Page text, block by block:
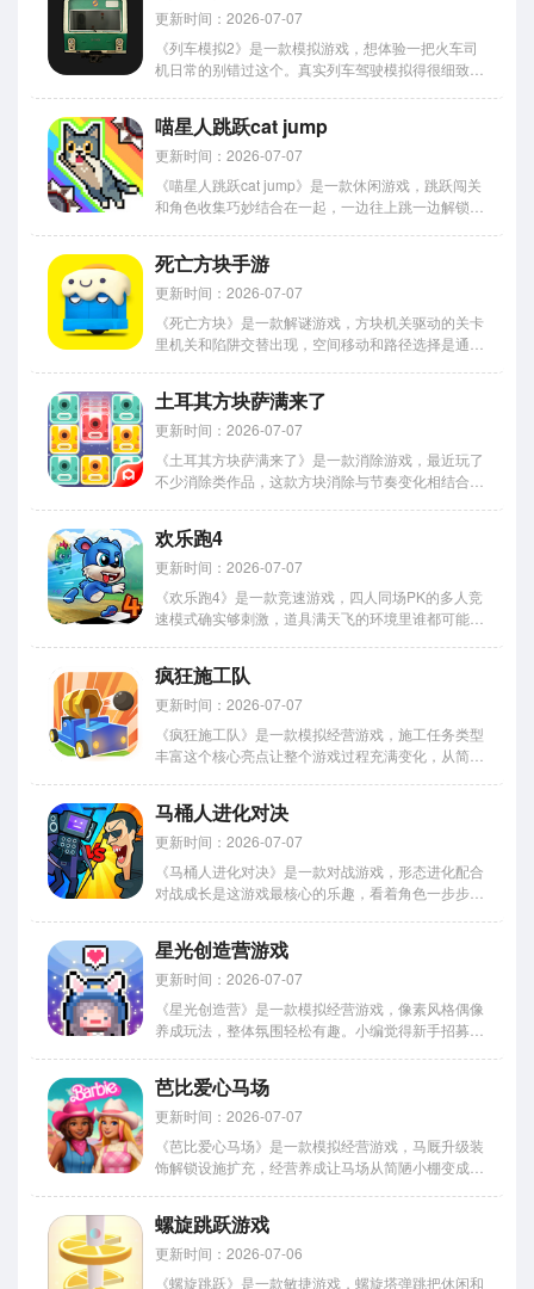
作设计都跟角色形象匹配...
更新时间：2026-07-07
《列车模拟2》是一款模拟游戏，想体验一把火车司
机日常的别错过这个。真实列车驾驶模拟得很细致，
型，客运货运各有专属设计，看着挺专业。线路难度
和风景都做了区分，城...
喵星人跳跃cat jump
更新时间：2026-07-07
《喵星人跳跃cat jump》是一款休闲游戏，跳跃闯关
和角色收集巧妙结合在一起，一边往上跳一边解锁新
候记得选对系统版本，不然可能装不上。 喵星人跳
跃如何玩 1...
死亡方块手游
更新时间：2026-07-07
《死亡方块》是一款解谜游戏，方块机关驱动的关卡
里机关和陷阱交替出现，空间移动和路径选择是通关
的是这款手游的下载方法，官方正版安装包怎么获
取、不同平台的安装步骤...
土耳其方块萨满来了
更新时间：2026-07-07
《土耳其方块萨满来了》是一款消除游戏，最近玩了
不少消除类作品，这款方块消除与节奏变化相结合的
锁机制表现突出，连续消除带来的视觉冲击和满足感
都很不错。关卡目标有多...
欢乐跑4
更新时间：2026-07-07
《欢乐跑4》是一款竞速游戏，四人同场PK的多人竞
速模式确实够刺激，道具满天飞的环境里谁都可能翻
每个技能效果都不一样，冲刺型适合直道追人，跳跃
型适合越复杂障碍。...
疯狂施工队
更新时间：2026-07-07
《疯狂施工队》是一款模拟经营游戏，施工任务类型
丰富这个核心亮点让整个游戏过程充满变化，从简单
安装方式，下载过程中可能遇到的问题也都提前标注
好了。 疯狂施工队围...
马桶人进化对决
更新时间：2026-07-07
《马桶人进化对决》是一款对战游戏，形态进化配合
对战成长是这游戏最核心的乐趣，看着角色一步步变
场景结构多样，不同区域有不同对抗环境，变化空间
中进行移动与交战让节...
星光创造营游戏
更新时间：2026-07-07
《星光创造营》是一款模拟经营游戏，像素风格偶像
养成玩法，整体氛围轻松有趣。小编觉得新手招募流
载，各个平台都有教程。感到兴趣的网友们赶紧下载
一起玩耍吧！ 星光创...
芭比爱心马场
更新时间：2026-07-07
《芭比爱心马场》是一款模拟经营游戏，马厩升级装
饰解锁设施扩充，经营养成让马场从简陋小棚变成梦
道的差别、下载速度对比、存储空间要求，这些实用
信息都整理好了，照着...
螺旋跳跃游戏
更新时间：2026-07-06
《螺旋跳跃》是一款敏捷游戏，螺旋塔弹跳把休闲和